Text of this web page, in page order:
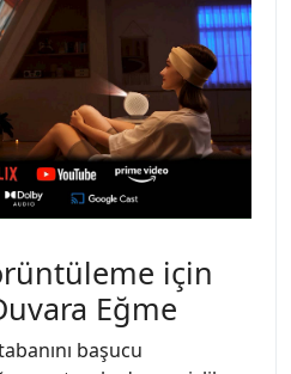
için
Eğme
başucu